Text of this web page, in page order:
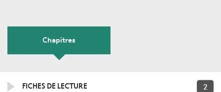
Chapitres
FICHES DE LECTURE 2